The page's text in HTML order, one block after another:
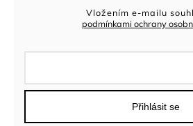
Vložením e-mailu
podmínkami ochrany
Přihlásit se